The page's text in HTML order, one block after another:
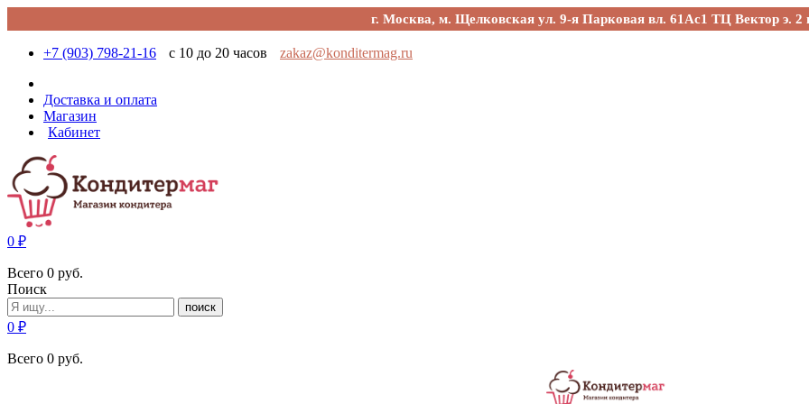
г. Москва, м. Щелковская ул. 9-я Парковая вл. 61Ас1 ТЦ Вектор э. 2
+7 (903) 798-21-16 с 10 до 20 часов zakaz@konditermag.ru
Доставка и оплата
Магазин
Кабинет
0 ₽
Всего 0 руб.
Поиск
поиск
0 ₽
Всего 0 руб.